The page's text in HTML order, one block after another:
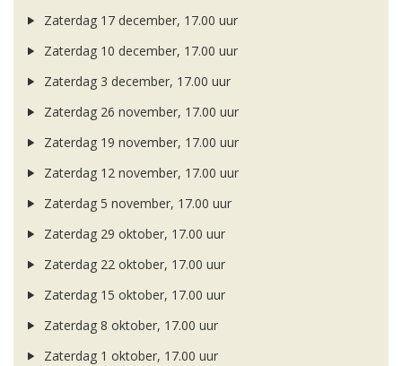
Zaterdag 17 december, 17.00 uur
Zaterdag 10 december, 17.00 uur
Zaterdag 3 december, 17.00 uur
Zaterdag 26 november, 17.00 uur
Zaterdag 19 november, 17.00 uur
Zaterdag 12 november, 17.00 uur
Zaterdag 5 november, 17.00 uur
Zaterdag 29 oktober, 17.00 uur
Zaterdag 22 oktober, 17.00 uur
Zaterdag 15 oktober, 17.00 uur
Zaterdag 8 oktober, 17.00 uur
Zaterdag 1 oktober, 17.00 uur